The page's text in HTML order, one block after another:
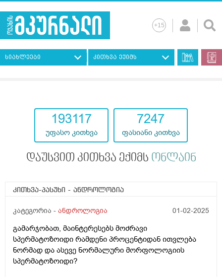
სიახლეები კითხვა ექიმს
193117
უფასო კითხვა
7247
ფასიანი კითხვა
დაუსვით კითხვა ექიმს ონლაინ
კითხვა-პასუხი - ანდროლოგია
კატეგორია - ანდროლოგია 01-02-2025
გამარჯობათ, მაინტერესებს მოძრავი
სპერმატოზოიდი რამდენი პროცენტიდან ითვლება
ნორმად და ასევე ნორმალური მორფოლოგიის
სპერმატოზოიდი?